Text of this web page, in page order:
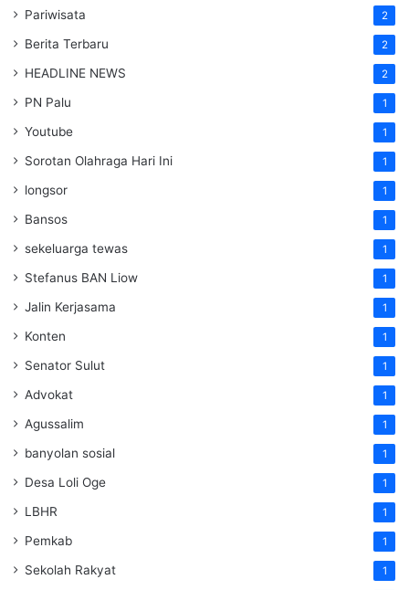
Pariwisata 2
Berita Terbaru 2
HEADLINE NEWS 2
PN Palu 1
Youtube 1
Sorotan Olahraga Hari Ini 1
longsor 1
Bansos 1
sekeluarga tewas 1
Stefanus BAN Liow 1
Jalin Kerjasama 1
Konten 1
Senator Sulut 1
Advokat 1
Agussalim 1
banyolan sosial 1
Desa Loli Oge 1
LBHR 1
Pemkab 1
Sekolah Rakyat 1